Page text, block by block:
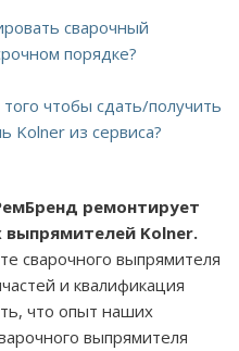
сварочный
порядке?
чтобы сдать/получить
Kolner из сервиса?
ремонтирует
выпрямителей Kolner.
сварочного выпрямителя
и квалификация
что опыт наших
выпрямителя